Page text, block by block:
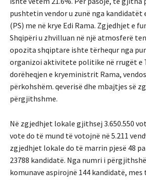
pushtetin vendor u zunë nga kandidatët
(PS) me në krye Edi Rama. Zgjedhjet e
Shqipëri u zhvilluan në një atmosferë
opozita shqiptare ishte tërhequr nga
organizoi aktivitete politike në rrugët e
dorëheqjen e kryeministrit Rama,
përkohshëm. qeverisë dhe mbajtjes së
përgjithshme.
Në zgjedhjet lokale gjithsej 3.650.550
vote do të mund të votojnë në 5.211
zgjedhjet lokale do të marrin pjesë 48
23788 kandidatë. Nga numri i
komunave aspirojnë 144 kandidatë, mes